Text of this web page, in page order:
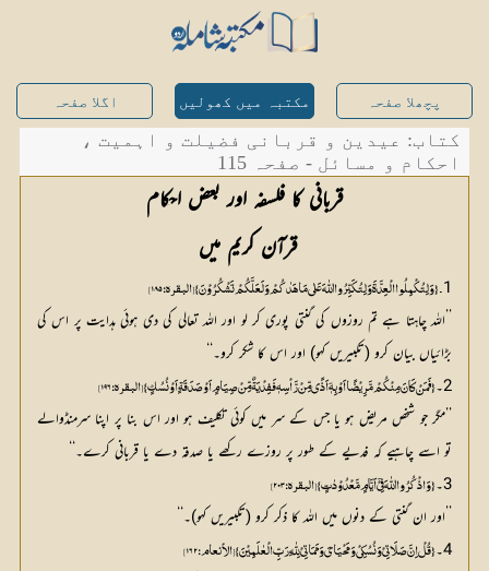
پچھلا صفحہ مکتبہ میں کھولیں اگلا صفحہ
کتاب: عیدین و قربانی فضیلت و اہمیت ،
احکام و مسائل - صفحہ 115
قرآن کریم میں
1۔{ وَ لِتُکْمِلُوا الْعِدَّۃَ وَ لِتُکَبِّرُوا اللّٰہَ عَلٰی مَا ھَدٰکُمْ وَ لَعَلَّکُمْ تَشْکُرُوْنَ} [البقرہ: ۱۸۵]
’’اللہ چاہتا ہے تم روزوں کی گنتی پوری کر لو اور اللہ تعالی کی دی ہوئی ہدایت پر اس کی
بڑائیاں بیان کرو (تکبیریں کہو) اور اس کا شکر کرو۔‘‘
2۔
{ فَمَنْ کَانَ مِنْکُمْ مَّرِیْضًا اَوْ بِہٖٓ اَذًی مِّنْ رَّاْسِہٖ فَفِدْیَۃٌ مِّنْ صِیَامٍ اَوْ صَدَقَۃٍ اَوْ نُسُکٍ} [البقرہ: ۱۹۶]
’’مگر جو شخص مریض ہو یا جس کے سر میں کوئی تکلیف ہو اور اس بنا پر اپنا سرمنڈوالے
تو اسے چاہیے کہ فدیے کے طور پر روزے رکھے یا صدقہ دے یا قربانی کرے۔‘‘
3۔
{ وَاذْکُرُوا اللّٰہَ فِیْٓ اَیَّامٍ مَّعْدُوْدٰتٍ} [البقرہ: ۲۰۳]
’’اور ان گنتی کے دنوں میں اللہ کا ذکر کرو (تکبیریں کہو)۔‘‘
4۔
{ قُلْ اِنَّ صَلَاتِیْ وَ نُسُکِیْ وَ مَحْیَایَ وَ مَمَاتِیْ لِلّٰہِ رَبِّ الْعٰلَمِیْنَ} [الأنعام: ۱۶۲]